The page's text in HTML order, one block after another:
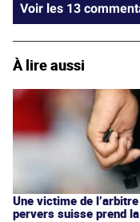
Voir les 13
À lire aussi
Une victime de l’arbitre
pervers suisse prend la